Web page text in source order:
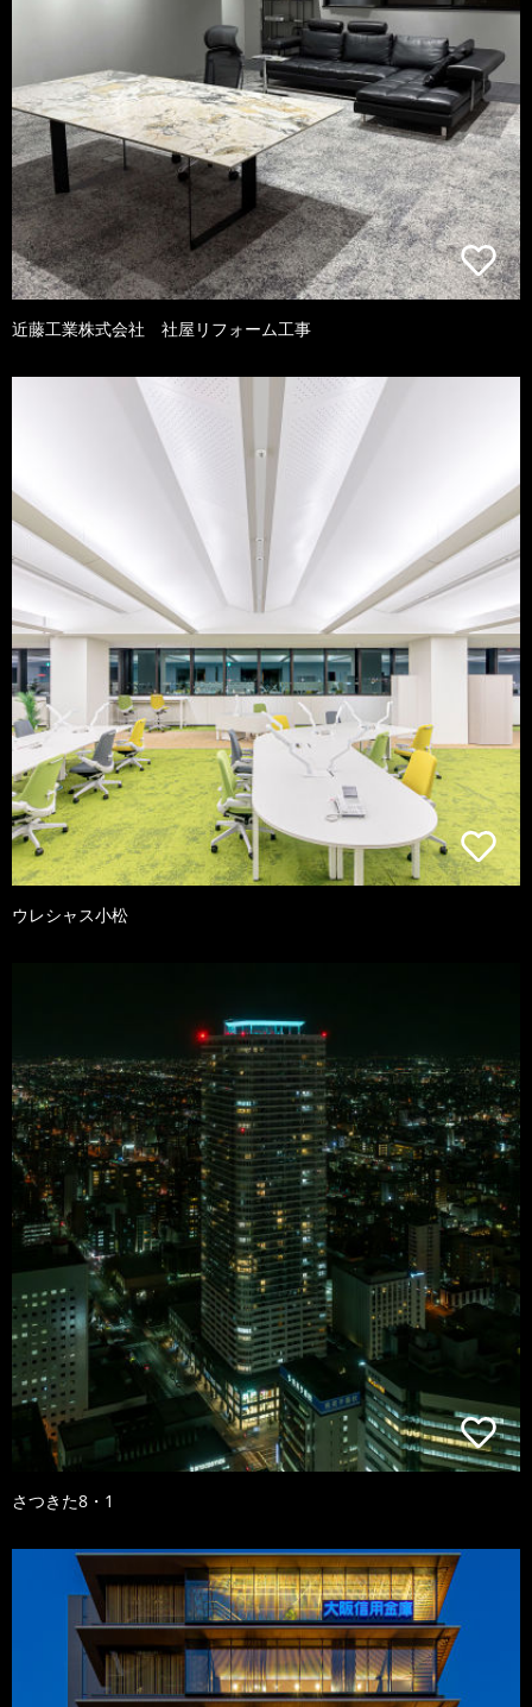
近藤工業株式会社 社屋リフォーム工事
ウレシャス小松
さつきた8・1